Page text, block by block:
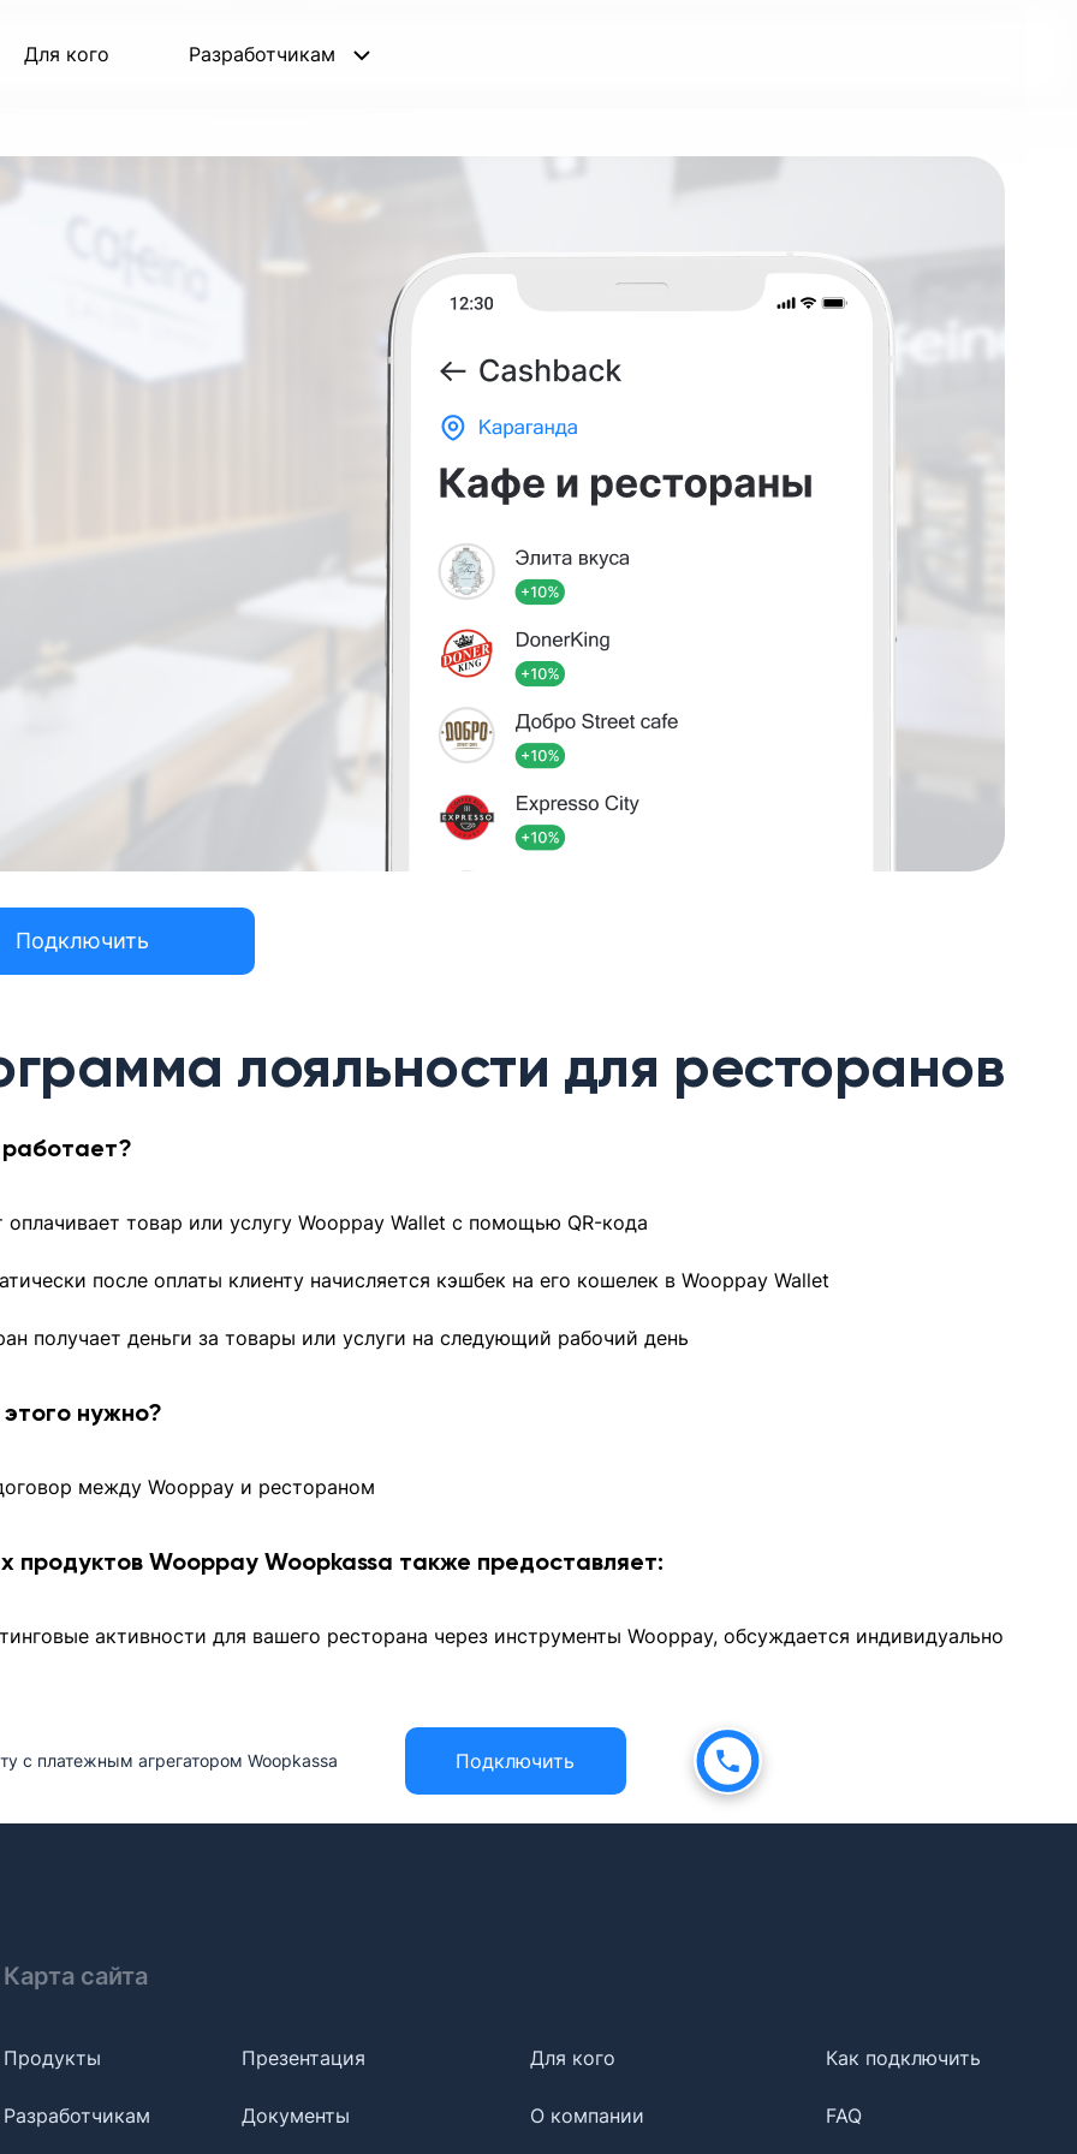
Для кого Разработчикам
Подключить
лояльности для ресторанов
оплачивает товар или услугу Wooppay Wallet с помощью QR-кода
после оплаты клиенту начисляется кэшбек на его кошелек в Wooppay Wallet
получает деньги за товары или услуги на следующий рабочий день
нужно?
между Wooppay и рестораном
продуктов Wooppay Woopkassa также предоставляет:
активности для вашего ресторана через инструменты Wooppay, обсуждается индивидуально
с платежным агрегатором Woopkassa Подключить
Карта сайта
Продукты Презентация Для кого Как подключить
Разработчикам Документы О компании FAQ